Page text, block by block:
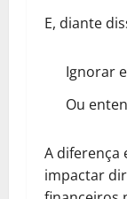
E, diante
Ignorar
Ou
A diferença
impactar